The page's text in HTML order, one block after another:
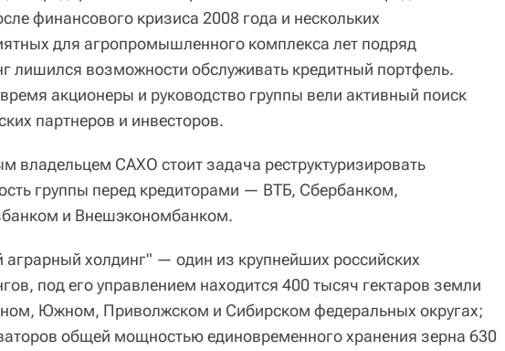
финансового кризиса 2008 года и нескольких
для агропромышленного комплекса лет подряд
лишился возможности обслуживать кредитный портфель.
акционеры и руководство группы вели активный поиск
партнеров и инвесторов.
владельцем САХО стоит задача реструктуризировать
группы перед кредиторами — ВТБ, Сбербанком,
и Внешэкономбанком.
аграрный холдинг" — один из крупнейших российских
под его управлением находится 400 тысяч гектаров земли
Южном, Приволжском и Сибирском федеральных округах;
общей мощностью единовременного хранения зерна 630